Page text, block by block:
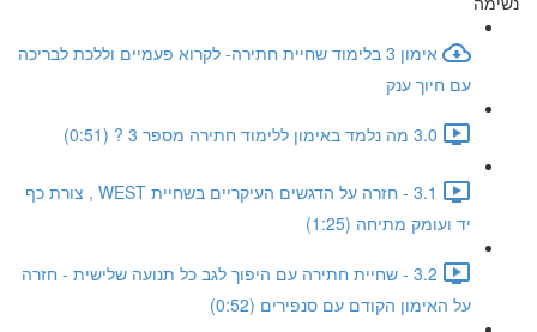
אימון 3 בלימוד שחיית חתירה- לקרוא פעמיים וללכת לבריכה
עם חיוך ענק
3.0 מה נלמד באימון ללימוד חתירה מספר 3 ? (0:51)
3.1 - חזרה על הדגשים העיקריים בשחיית WEST , צורת כף
יד ועומק מתיחה (1:25)
3.2 - שחיית חתירה עם היפוך לגב כל תנועה שלישית - חזרה
על האימון הקודם עם סנפירים (0:52)